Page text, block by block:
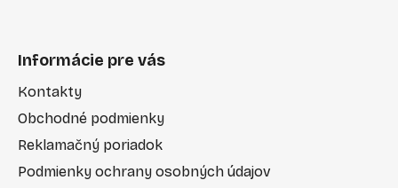
Informácie pre vás
Kontakty
Obchodné podmienky
Reklamačný poriadok
Podmienky ochrany osobných údajov